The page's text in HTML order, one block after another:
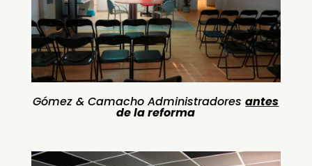
Gómez & Camacho Administradoresantes
de la reforma